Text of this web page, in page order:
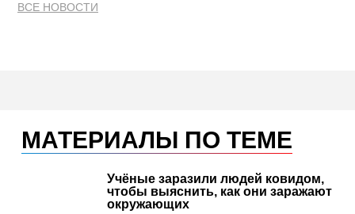
ВСЕ НОВОСТИ
МАТЕРИАЛЫ ПО ТЕМЕ
Учёные заразили людей ковидом,
чтобы выяснить, как они заражают
окружающих